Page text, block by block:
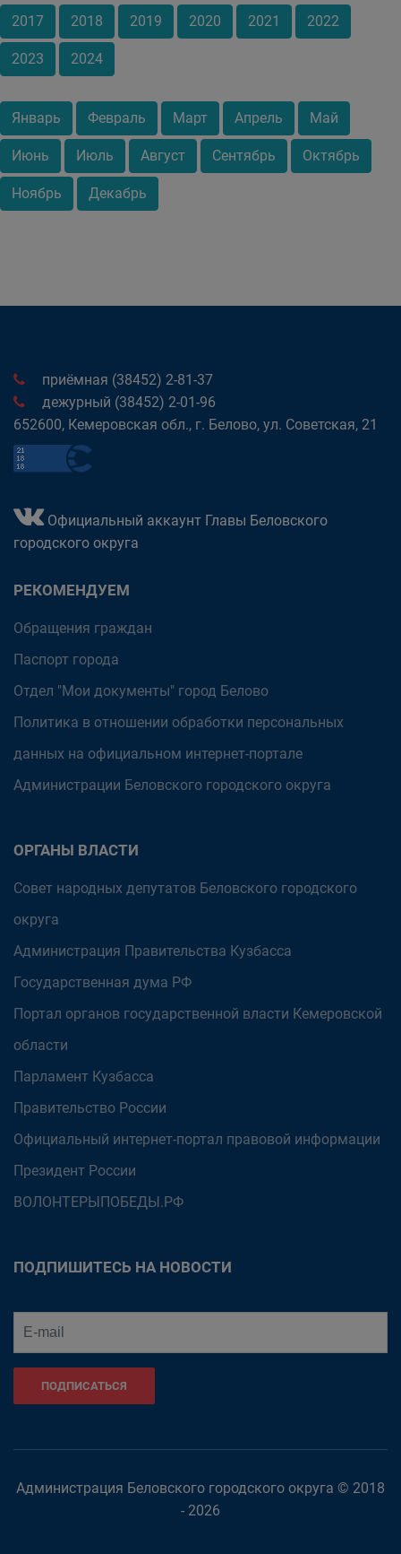
2017 2018 2019 2020 2021 2022
2023 2024
Январь Февраль Март Апрель Май
Июнь Июль Август Сентябрь Октябрь
Ноябрь Декабрь
приёмная (38452) 2-81-37
дежурный (38452) 2-01-96
652600, Кемеровская обл., г. Белово, ул. Советская, 21
Официальный аккаунт Главы Беловского
городского округа
РЕКОМЕНДУЕМ
Обращения граждан
Паспорт города
Отдел "Мои документы" город Белово
Политика в отношении обработки персональных
данных на официальном интернет-портале
Администрации Беловского городского округа
ОРГАНЫ ВЛАСТИ
Совет народных депутатов Беловского городского
округа
Администрация Правительства Кузбасса
Государственная дума РФ
Портал органов государственной власти Кемеровской
области
Парламент Кузбасса
Правительство России
Официальный интернет-портал правовой информации
Президент России
ВОЛОНТЕРЫПОБЕДЫ.РФ
ПОДПИШИТЕСЬ НА НОВОСТИ
ПОДПИСАТЬСЯ
Администрация Беловского городского округа © 2018
- 2026